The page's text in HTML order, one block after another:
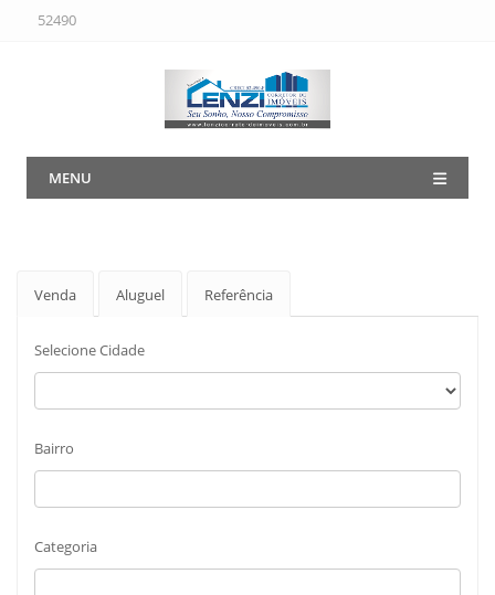
52490
MENU
Venda Aluguel Referência
Selecione Cidade
Bairro
Categoria